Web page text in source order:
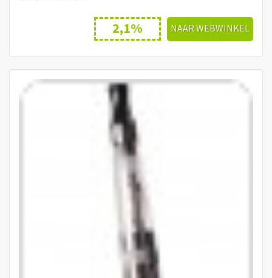
NAAR WEBWINKEL
2,1%